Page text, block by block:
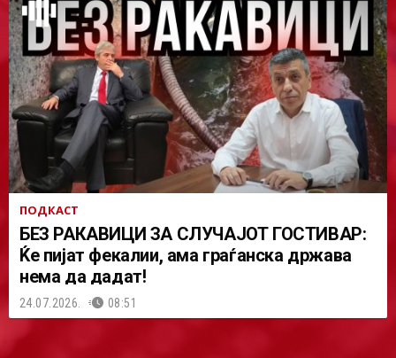
ПОДКАСТ
БЕЗ РАКАВИЦИ ЗА СЛУЧАЈОТ ГОСТИВАР:
Ќе пијат фекалии, ама граѓанска држава
нема да дадат!
24.07.2026. 08:51